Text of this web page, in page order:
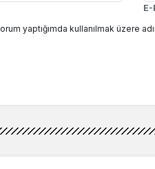
yaptığımda kullanılmak üzere